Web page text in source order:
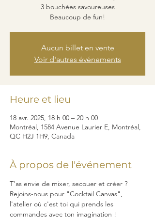
3 bouchées savoureuses
Beaucoup de fun!
Aucun billet en vente
Voir d'autres événements
Heure et lieu
18 avr. 2025, 18 h 00 – 20 h 00
Montréal, 1584 Avenue Laurier E, Montréal,
QC H2J 1H9, Canada
À propos de l'événement
T'as envie de mixer, secouer et créer ?
Rejoins-nous pour "Cocktail Canvas",
l'atelier où c'est toi qui prends les
commandes avec ton imagination !